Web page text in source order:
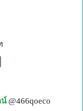
งใหม่" ไม้ไผ่ก็เช่นกัน
ไผ่สดไปใช้ในงาน
อด แมลงกินเนื้อไม้
ผ่สดเหมาะสำหรับ
น์ @466qoeco